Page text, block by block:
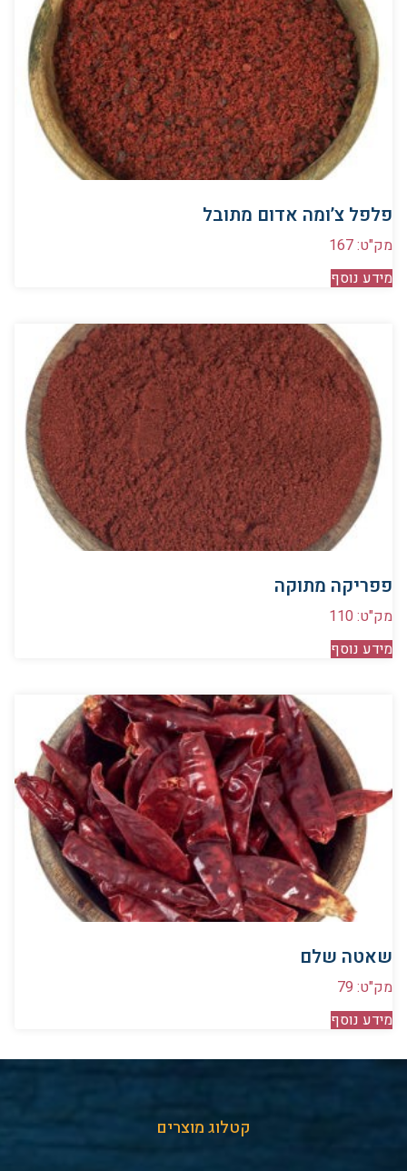
פלפל צ’ומה אדום מתובל
מק"ט: 167
מידע נוסף
פפריקה מתוקה
מק"ט: 110
מידע נוסף
שאטה שלם
מק"ט: 79
מידע נוסף
קטלוג מוצרים